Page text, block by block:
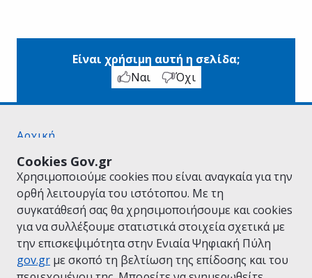
Cookies Gov.gr
Χρησιμοποιούμε cookies που είναι αναγκαία για την
ορθή λειτουργία του ιστότοπου. Με τη
συγκατάθεσή σας θα χρησιμοποιήσουμε και cookies
για να συλλέξουμε στατιστικά στοιχεία σχετικά με
την επισκεψιμότητα στην Ενιαία Ψηφιακή Πύλη
gov.gr με σκοπό τη βελτίωση της επίδοσης και του
Είναι χρήσιμη αυτή η σελίδα;
Ναι
Όχι
Αρχική
Όροι Χρήσης
Πολιτική Απορρήτου
Δήλωση προσβασιμότητας
Πολιτική cookies
Προτάσεις για το gov.gr
Υλοποίηση από το Υπουργείο Ψηφιακής
Διακυβέρνησης